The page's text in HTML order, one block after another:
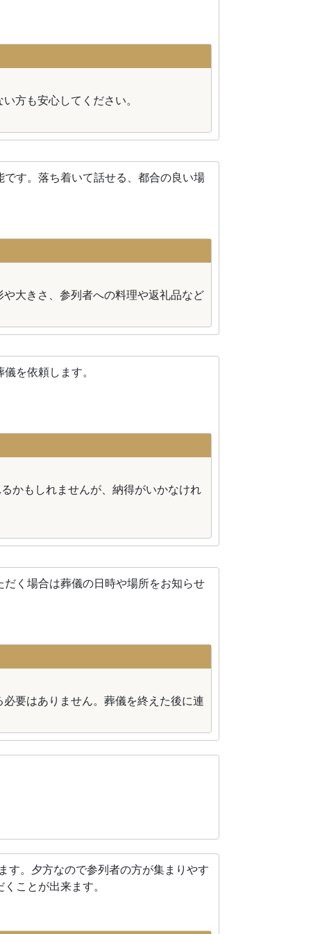
方も安心してください。
す。落ち着いて話せる、都合の良い場
大きさ、参列者への料理や返礼品など
を依頼します。
かもしれませんが、納得がいかなけれ
く場合は葬儀の日時や場所をお知らせ
要はありません。葬儀を終えた後に連
す。夕方なので参列者の方が集まりやす
ことが出来ます。